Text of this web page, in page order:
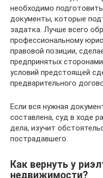
необходимо
документы, которые
задатка. Лучше всего
профессиональному
правовой позиции,
предпринятых
условий предстоящей
предварительного
Если вся нужная
составлена, суд в ходе
дела, изучит
пострадавшего.
Как вернуть у
недвижимости?